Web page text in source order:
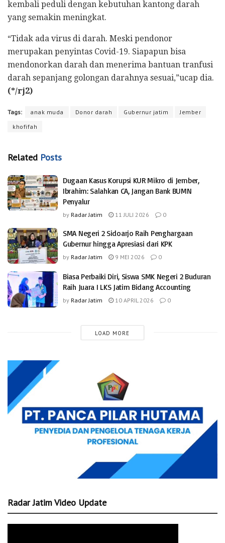
kembali peduli dengan kebutuhan kantong darah
yang semakin meningkat.
“Tidak ada virus di darah. Meski pendonor
merupakan penyintas Covid-19. Siapapun bisa
mendonorkan darah dan menerima bantuan tranfusi
darah sepanjang golongan darahnya sesuai,”ucap dia.
(*/rj2)
Tags: anak muda Donor darah Gubernur jatim
Jember
khofifah
Related Posts
Dugaan Kasus Korupsi KUR Mikro di Jember,
Ibrahim: Salahkan CA, Jangan Bank BUMN
Penyalur
by Radar Jatim 11 JULI 2026 0
SMA Negeri 2 Sidoarjo Raih Penghargaan
Gubernur hingga Apresiasi dari KPK
by Radar Jatim 9 MEI 2026 0
Biasa Perbaiki Diri, Siswa SMK Negeri 2 Buduran
Raih Juara I LKS Jatim Bidang Accounting
by Radar Jatim 10 APRIL 2026 0
LOAD MORE
Radar Jatim Video Update